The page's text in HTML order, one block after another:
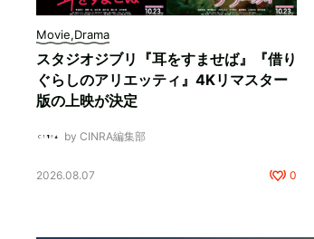
Movie,Drama
スタジオジブリ『耳をすませば』『借り
ぐらしのアリエッティ』4Kリマスター
版の上映が決定
by CINRA編集部
2026.08.07 0